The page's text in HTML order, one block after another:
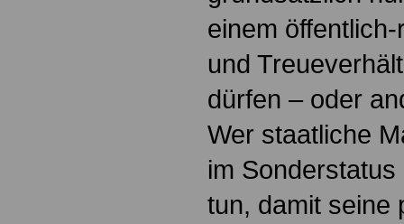
einem
und
dürfen – oder
Wer staatliche
im
tun, damit seine